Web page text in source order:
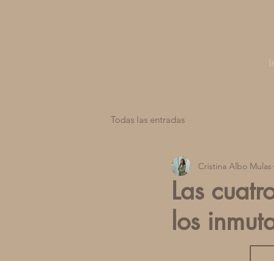
Todas las entradas
Las
los
Cristina Albo Mulas